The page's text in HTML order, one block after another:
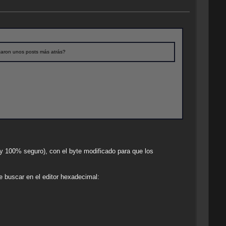
unos posts más atrás?
seguro), con el byte modificado para que los
buscar en el editor hexadecimal: